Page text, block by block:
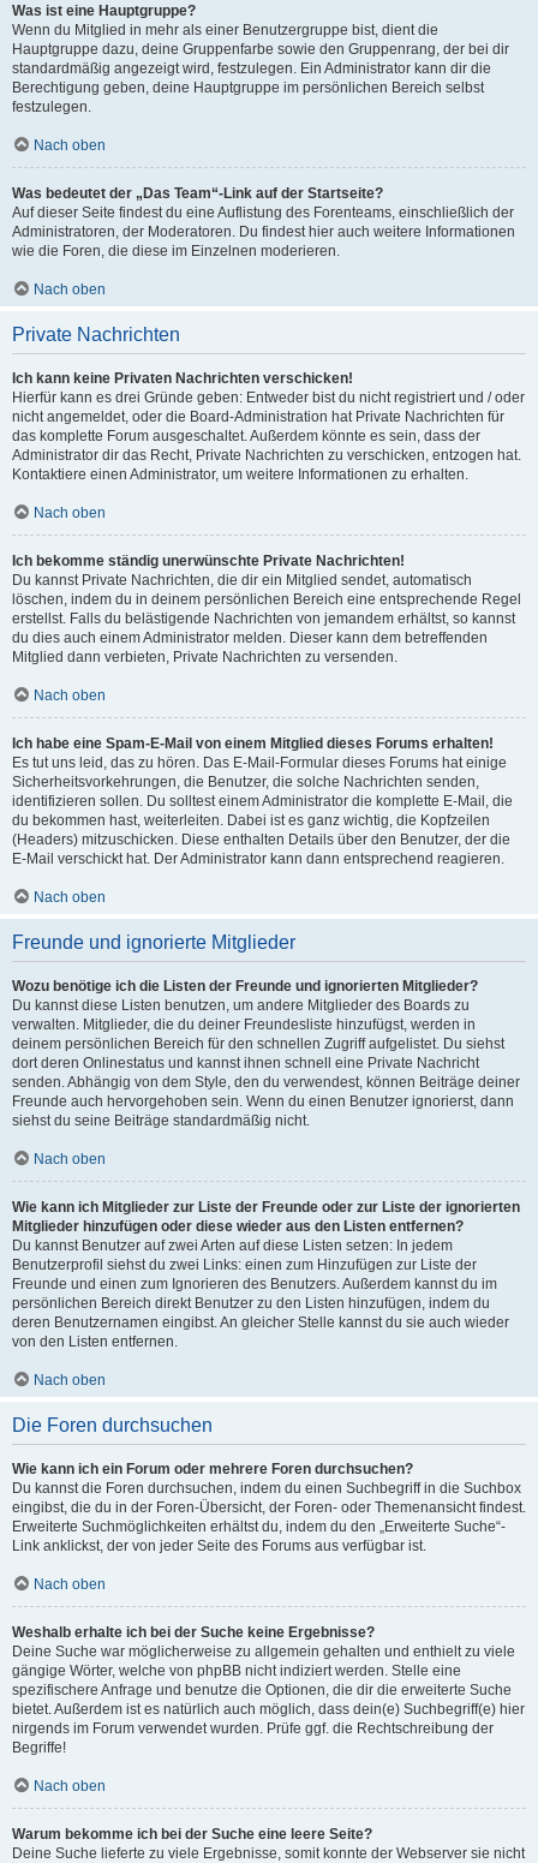
Was ist eine Hauptgruppe?
Wenn du Mitglied in mehr als einer Benutzergruppe bist, dient die
Hauptgruppe dazu, deine Gruppenfarbe sowie den Gruppenrang, der bei dir
standardmäßig angezeigt wird, festzulegen. Ein Administrator kann dir die
Berechtigung geben, deine Hauptgruppe im persönlichen Bereich selbst
festzulegen.
Nach oben
Was bedeutet der „Das Team“-Link auf der Startseite?
Auf dieser Seite findest du eine Auflistung des Forenteams, einschließlich der
Administratoren, der Moderatoren. Du findest hier auch weitere Informationen
wie die Foren, die diese im Einzelnen moderieren.
Nach oben
Private Nachrichten
Ich kann keine Privaten Nachrichten verschicken!
Hierfür kann es drei Gründe geben: Entweder bist du nicht registriert und / oder
nicht angemeldet, oder die Board-Administration hat Private Nachrichten für
das komplette Forum ausgeschaltet. Außerdem könnte es sein, dass der
Administrator dir das Recht, Private Nachrichten zu verschicken, entzogen hat.
Kontaktiere einen Administrator, um weitere Informationen zu erhalten.
Nach oben
Ich bekomme ständig unerwünschte Private Nachrichten!
Du kannst Private Nachrichten, die dir ein Mitglied sendet, automatisch
löschen, indem du in deinem persönlichen Bereich eine entsprechende Regel
erstellst. Falls du belästigende Nachrichten von jemandem erhältst, so kannst
du dies auch einem Administrator melden. Dieser kann dem betreffenden
Mitglied dann verbieten, Private Nachrichten zu versenden.
Nach oben
Ich habe eine Spam-E-Mail von einem Mitglied dieses Forums erhalten!
Es tut uns leid, das zu hören. Das E-Mail-Formular dieses Forums hat einige
Sicherheitsvorkehrungen, die Benutzer, die solche Nachrichten senden,
identifizieren sollen. Du solltest einem Administrator die komplette E-Mail, die
du bekommen hast, weiterleiten. Dabei ist es ganz wichtig, die Kopfzeilen
(Headers) mitzuschicken. Diese enthalten Details über den Benutzer, der die
E-Mail verschickt hat. Der Administrator kann dann entsprechend reagieren.
Nach oben
Freunde und ignorierte Mitglieder
Wozu benötige ich die Listen der Freunde und ignorierten Mitglieder?
Du kannst diese Listen benutzen, um andere Mitglieder des Boards zu
verwalten. Mitglieder, die du deiner Freundesliste hinzufügst, werden in
deinem persönlichen Bereich für den schnellen Zugriff aufgelistet. Du siehst
dort deren Onlinestatus und kannst ihnen schnell eine Private Nachricht
senden. Abhängig von dem Style, den du verwendest, können Beiträge deiner
Freunde auch hervorgehoben sein. Wenn du einen Benutzer ignorierst, dann
siehst du seine Beiträge standardmäßig nicht.
Nach oben
Wie kann ich Mitglieder zur Liste der Freunde oder zur Liste der ignorierten
Mitglieder hinzufügen oder diese wieder aus den Listen entfernen?
Du kannst Benutzer auf zwei Arten auf diese Listen setzen: In jedem
Benutzerprofil siehst du zwei Links: einen zum Hinzufügen zur Liste der
Freunde und einen zum Ignorieren des Benutzers. Außerdem kannst du im
persönlichen Bereich direkt Benutzer zu den Listen hinzufügen, indem du
deren Benutzernamen eingibst. An gleicher Stelle kannst du sie auch wieder
von den Listen entfernen.
Nach oben
Die Foren durchsuchen
Wie kann ich ein Forum oder mehrere Foren durchsuchen?
Du kannst die Foren durchsuchen, indem du einen Suchbegriff in die Suchbox
eingibst, die du in der Foren-Übersicht, der Foren- oder Themenansicht findest.
Erweiterte Suchmöglichkeiten erhältst du, indem du den „Erweiterte Suche“-
Link anklickst, der von jeder Seite des Forums aus verfügbar ist.
Nach oben
Weshalb erhalte ich bei der Suche keine Ergebnisse?
Deine Suche war möglicherweise zu allgemein gehalten und enthielt zu viele
gängige Wörter, welche von phpBB nicht indiziert werden. Stelle eine
spezifischere Anfrage und benutze die Optionen, die dir die erweiterte Suche
bietet. Außerdem ist es natürlich auch möglich, dass dein(e) Suchbegriff(e) hier
nirgends im Forum verwendet wurden. Prüfe ggf. die Rechtschreibung der
Begriffe!
Nach oben
Warum bekomme ich bei der Suche eine leere Seite?
Deine Suche lieferte zu viele Ergebnisse, somit konnte der Webserver sie nicht